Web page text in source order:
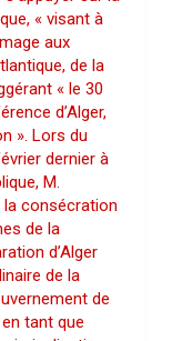
« visant à
aux
de la
« le 30
d’Alger,
». Lors du
dernier à
M.
la consécration
de la
d’Alger
de la
de
tant que